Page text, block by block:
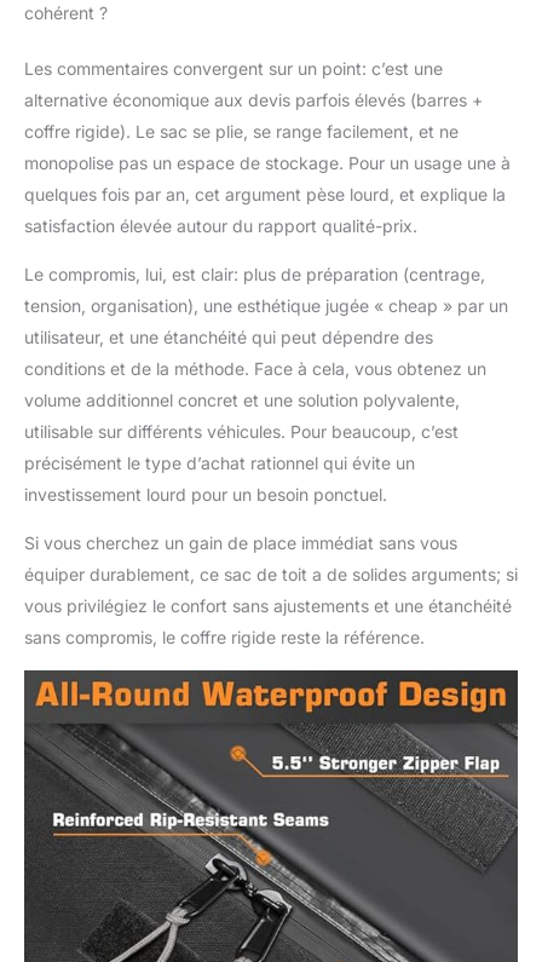
cohérent ?
Les commentaires convergent sur un point: c’est une
alternative économique aux devis parfois élevés (barres +
coffre rigide). Le sac se plie, se range facilement, et ne
monopolise pas un espace de stockage. Pour un usage une à
quelques fois par an, cet argument pèse lourd, et explique la
satisfaction élevée autour du rapport qualité-prix.
Le compromis, lui, est clair: plus de préparation (centrage,
tension, organisation), une esthétique jugée « cheap » par un
utilisateur, et une étanchéité qui peut dépendre des
conditions et de la méthode. Face à cela, vous obtenez un
volume additionnel concret et une solution polyvalente,
utilisable sur différents véhicules. Pour beaucoup, c’est
précisément le type d’achat rationnel qui évite un
investissement lourd pour un besoin ponctuel.
Si vous cherchez un gain de place immédiat sans vous
équiper durablement, ce sac de toit a de solides arguments; si
vous privilégiez le confort sans ajustements et une étanchéité
sans compromis, le coffre rigide reste la référence.